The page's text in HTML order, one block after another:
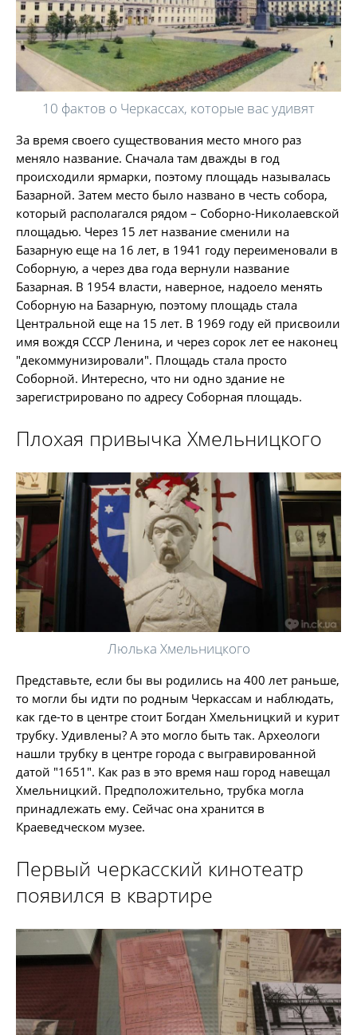
10 фактов о Черкассах, которые вас удивят
За время своего существования место много раз
меняло название. Сначала там дважды в год
происходили ярмарки, поэтому площадь называлась
Базарной. Затем место было названо в честь собора,
который располагался рядом – Соборно-Николаевской
площадью. Через 15 лет название сменили на
Базарную еще на 16 лет, в 1941 году переименовали в
Соборную, а через два года вернули название
Базарная. В 1954 власти, наверное, надоело менять
Соборную на Базарную, поэтому площадь стала
Центральной еще на 15 лет. В 1969 году ей присвоили
имя вождя СССР Ленина, и через сорок лет ее наконец
"декоммунизировали". Площадь стала просто
Соборной. Интересно, что ни одно здание не
зарегистрировано по адресу Соборная площадь.
Плохая привычка Хмельницкого
Люлька Хмельницкого
Представьте, если бы вы родились на 400 лет раньше,
то могли бы идти по родным Черкассам и наблюдать,
как где-то в центре стоит Богдан Хмельницкий и курит
трубку. Удивлены? А это могло быть так. Археологи
нашли трубку в центре города с выгравированной
датой "1651". Как раз в это время наш город навещал
Хмельницкий. Предположительно, трубка могла
принадлежать ему. Сейчас она хранится в
Краеведческом музее.
Первый черкасский кинотеатр
появился в квартире